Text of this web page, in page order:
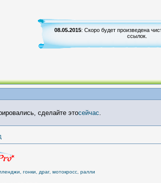
08.05.2015: Скоро будет произведена
ссылок.
сделайте этосейчас.
гонки, драг, мотокросс, ралли